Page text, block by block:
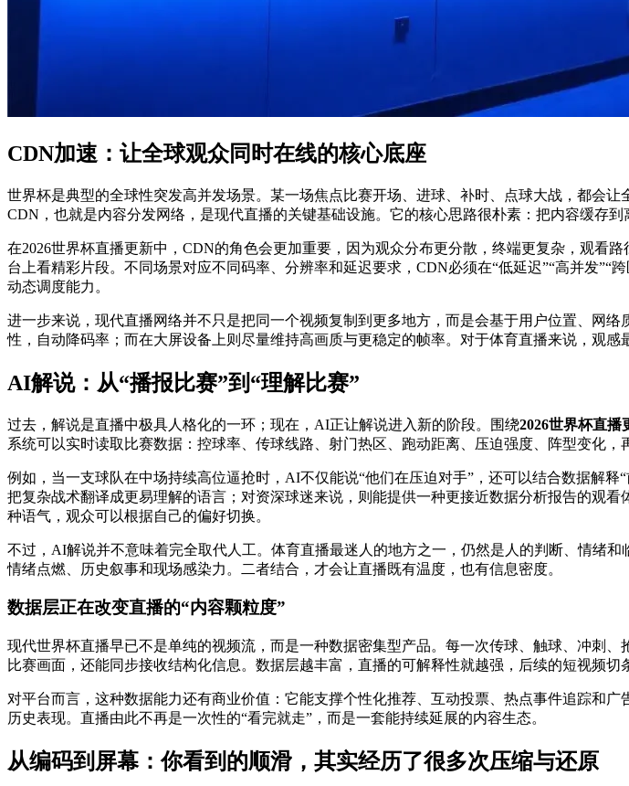
CDN加速：让全球观众同时在线的核心底座
世界杯是典型的全球性突发高并发场景。某一场焦点比赛开场、进球、补时、点球大战，都会
CDN，也就是内容分发网络，是现代直播的关键基础设施。它的核心思路很朴素：把内容缓存
在2026世界杯直播更新中，CDN的角色会更加重要，因为观众分布更分散，终端更复杂，观看
台上看精彩片段。不同场景对应不同码率、分辨率和延迟要求，CDN必须在“低延迟”“高并发
动态调度能力。
进一步来说，现代直播网络并不只是把同一个视频复制到更多地方，而是会基于用户位置、网
性，自动降码率；而在大屏设备上则尽量维持高画质与更稳定的帧率。对于体育直播来说，观
AI解说：从“播报比赛”到“理解比赛”
过去，解说是直播中极具人格化的一环；现在，AI正让解说进入新的阶段。围绕2026世界杯直播
系统可以实时读取比赛数据：控球率、传球线路、射门热区、跑动距离、压迫强度、阵型变化，
例如，当一支球队在中场持续高位逼抢时，AI不仅能说“他们在压迫对手”，还可以结合数据解
把复杂战术翻译成更易理解的语言；对资深球迷来说，则能提供一种更接近数据分析报告的观
种语气，观众可以根据自己的偏好切换。
不过，AI解说并不意味着完全取代人工。体育直播最迷人的地方之一，仍然是人的判断、情绪
情绪点燃、历史叙事和现场感染力。二者结合，才会让直播既有温度，也有信息密度。
数据层正在改变直播的“内容颗粒度”
现代世界杯直播早已不是单纯的视频流，而是一种数据密集型产品。每一次传球、触球、冲刺
比赛画面，还能同步接收结构化信息。数据层越丰富，直播的可解释性就越强，后续的短视频切
对平台而言，这种数据能力还有商业价值：它能支撑个性化推荐、互动投票、热点事件追踪和
历史表现。直播由此不再是一次性的“看完就走”，而是一套能持续延展的内容生态。
从编码到屏幕：你看到的顺滑，其实经历了很多次压缩与还原